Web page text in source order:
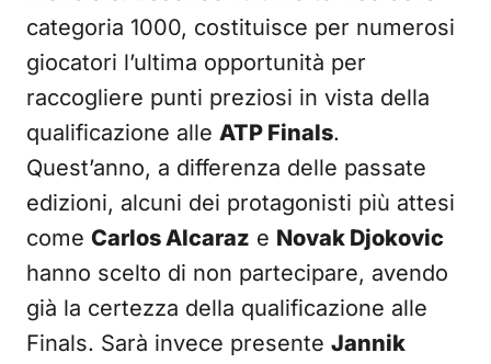
categoria 1000, costituisce per numerosi
giocatori l’ultima opportunità per
raccogliere punti preziosi in vista della
qualificazione alle ATP Finals.
Quest’anno, a differenza delle passate
edizioni, alcuni dei protagonisti più attesi
come Carlos Alcaraz e Novak Djokovic
hanno scelto di non partecipare, avendo
già la certezza della qualificazione alle
Finals. Sarà invece presente Jannik